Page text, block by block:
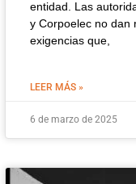
entidad. Las
y Corpoelec no dan
exigencias que,
LEER MÁS »
6 de marzo de 2025